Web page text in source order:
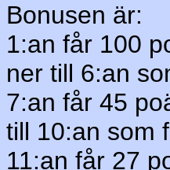
Bonusen är:
1:an får 100
ner till 6:an
7:an får 45
till 10:an som
11:an får 27